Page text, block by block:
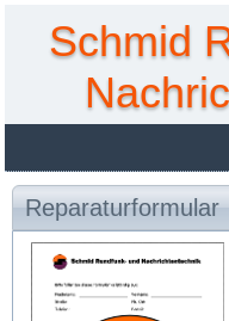
Schmid
Reparaturformular